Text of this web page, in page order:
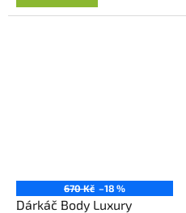
670 Kč –18 %
Dárkáč Body Luxury